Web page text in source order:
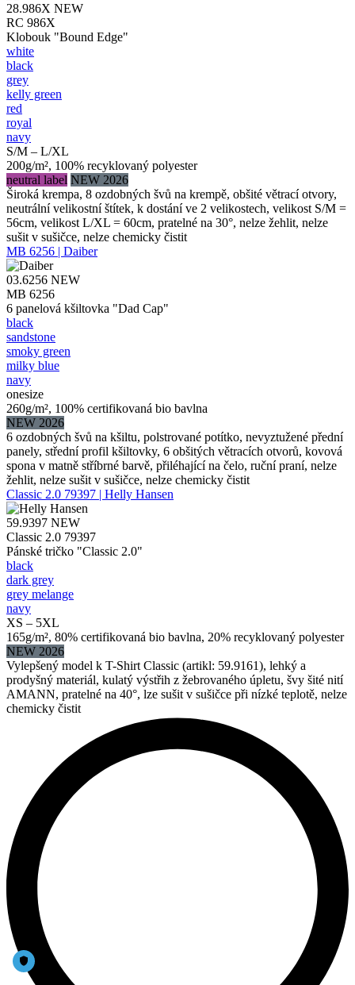
28.986X NEW
RC 986X
Klobouk "Bound Edge"
white
black
grey
kelly green
red
royal
navy
S/M – L/XL
200g/m², 100% recyklovaný polyester
neutral label NEW 2026
Široká krempa, 8 ozdobných švů na krempě, obšité větrací otvory,
neutrální velikostní štítek, k dostání ve 2 velikostech, velikost S/M =
56cm, velikost L/XL = 60cm, pratelné na 30°, nelze žehlit, nelze
sušit v sušičce, nelze chemicky čistit
MB 6256 | Daiber
03.6256 NEW
MB 6256
6 panelová kšiltovka "Dad Cap"
black
sandstone
smoky green
milky blue
navy
onesize
260g/m², 100% certifikovaná bio bavlna
NEW 2026
6 ozdobných švů na kšiltu, polstrované potítko, nevyztužené přední
panely, střední profil kšiltovky, 6 obšitých větracích otvorů, kovová
spona v matně stříbrné barvě, přiléhající na čelo, ruční praní, nelze
žehlit, nelze sušit v sušičce, nelze chemicky čistit
Classic 2.0 79397 | Helly Hansen
59.9397 NEW
Classic 2.0 79397
Pánské tričko "Classic 2.0"
black
dark grey
grey melange
navy
XS – 5XL
165g/m², 80% certifikovaná bio bavlna, 20% recyklovaný polyester
NEW 2026
Vylepšený model k T-Shirt Classic (artikl: 59.9161), lehký a
prodyšný materiál, kulatý výstřih z žebrovaného úpletu, švy šité nití
AMANN, pratelné na 40°, lze sušit v sušičce při nízké teplotě, nelze
chemicky čistit